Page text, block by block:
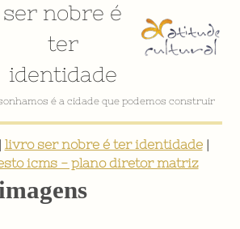
ser nobre é
ter
identidade
é a cidade que podemos construir
livro ser nobre é ter identidade|
icms - plano diretor matriz